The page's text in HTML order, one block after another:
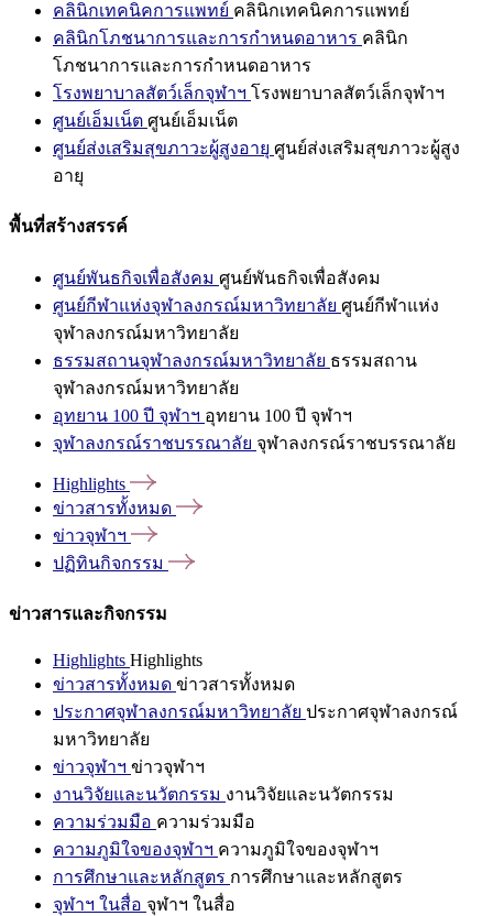
คลินิกเทคนิคการแพทย์ คลินิกเทคนิคการแพทย์
คลินิกโภชนาการและการกำหนดอาหาร คลินิก
โภชนาการและการกำหนดอาหาร
โรงพยาบาลสัตว์เล็กจุฬาฯ โรงพยาบาลสัตว์เล็กจุฬาฯ
ศูนย์เอ็มเน็ต ศูนย์เอ็มเน็ต
ศูนย์ส่งเสริมสุขภาวะผู้สูงอายุ ศูนย์ส่งเสริมสุขภาวะผู้สูง
อายุ
พื้นที่สร้างสรรค์
ศูนย์พันธกิจเพื่อสังคม ศูนย์พันธกิจเพื่อสังคม
ศูนย์กีฬาแห่งจุฬาลงกรณ์มหาวิทยาลัย ศูนย์กีฬาแห่ง
จุฬาลงกรณ์มหาวิทยาลัย
ธรรมสถานจุฬาลงกรณ์มหาวิทยาลัย ธรรมสถาน
จุฬาลงกรณ์มหาวิทยาลัย
อุทยาน 100 ปี จุฬาฯ อุทยาน 100 ปี จุฬาฯ
จุฬาลงกรณ์ราชบรรณาลัย จุฬาลงกรณ์ราชบรรณาลัย
Highlights
ข่าวสารทั้งหมด
ข่าวจุฬาฯ
ปฏิทินกิจกรรม
ข่าวสารและกิจกรรม
Highlights Highlights
ข่าวสารทั้งหมด ข่าวสารทั้งหมด
ประกาศจุฬาลงกรณ์มหาวิทยาลัย ประกาศจุฬาลงกรณ์
มหาวิทยาลัย
ข่าวจุฬาฯ ข่าวจุฬาฯ
งานวิจัยและนวัตกรรม งานวิจัยและนวัตกรรม
ความร่วมมือ ความร่วมมือ
ความภูมิใจของจุฬาฯ ความภูมิใจของจุฬาฯ
การศึกษาและหลักสูตร การศึกษาและหลักสูตร
จุฬาฯ ในสื่อ จุฬาฯ ในสื่อ